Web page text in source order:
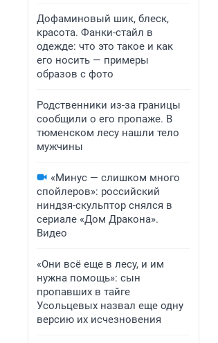
Дофаминовый шик, блеск,
красота. Фанки-стайл в
одежде: что это такое и как
его носить — примеры
образов с фото
Родственники из-за границы
сообщили о его пропаже. В
тюменском лесу нашли тело
мужчины
«Минус — слишком много
спойлеров»: российский
ниндзя-скульптор снялся в
сериале «Дом Дракона».
Видео
«Они всё еще в лесу, и им
нужна помощь»: сын
пропавших в тайге
Усольцевых назвал еще одну
версию их исчезновения